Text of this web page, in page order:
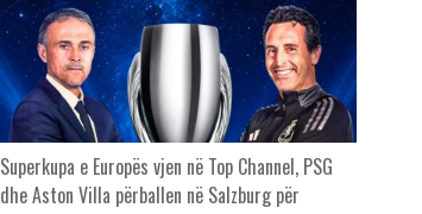
Superkupa e Europës vjen në Top Channel, PSG
dhe Aston Villa përballen në Salzburg për